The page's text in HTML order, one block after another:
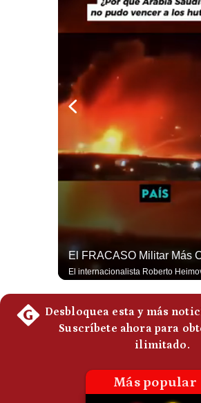
Preguntas
Frecuentes